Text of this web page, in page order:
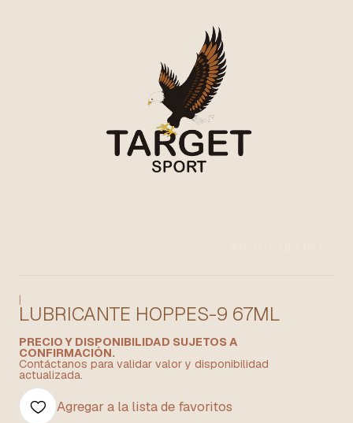
|
LUBRICANTE HOPPES-9 67ML
PRECIO Y DISPONIBILIDAD SUJETOS A
CONFIRMACIÓN.
Contáctanos para validar valor y disponibilidad
actualizada.
Agregar a la lista de favoritos